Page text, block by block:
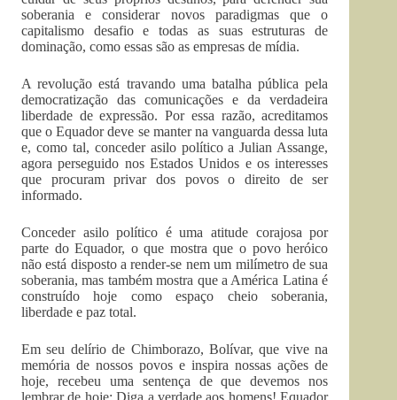
soberania e considerar novos paradigmas que o
capitalismo desafio e todas as suas estruturas de
dominação, como essas são as empresas de mídia.
A revolução está travando uma batalha pública pela
democratização das comunicações e da verdadeira
liberdade de expressão. Por essa razão, acreditamos
que o Equador deve se manter na vanguarda dessa luta
e, como tal, conceder asilo político a Julian Assange,
agora perseguido nos Estados Unidos e os interesses
que procuram privar dos povos o direito de ser
informado.
Conceder asilo político é uma atitude corajosa por
parte do Equador, o que mostra que o povo heróico
não está disposto a render-se nem um milímetro de sua
soberania, mas também mostra que a América Latina é
construído hoje como espaço cheio soberania,
liberdade e paz total.
Em seu delírio de Chimborazo, Bolívar, que vive na
memória de nossos povos e inspira nossas ações de
hoje, recebeu uma sentença de que devemos nos
lembrar de hoje: Diga a verdade aos homens! Equador